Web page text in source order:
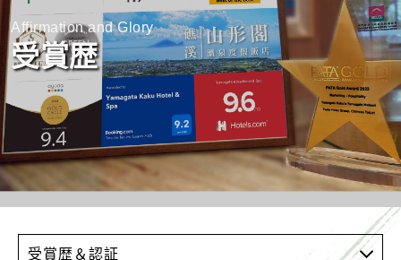
Affirmation and Glory
受賞歴
受賞歴＆認証